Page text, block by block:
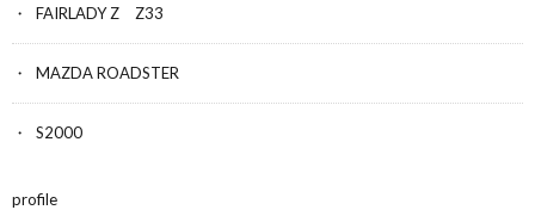
FAIRLADY Z Z33
MAZDA ROADSTER
S2000
profile